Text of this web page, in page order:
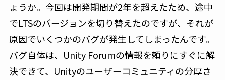
ょうか。今回は開発期間が2年を超えたため、途中
でLTSのバージョンを切り替えたのですが、それが
原因でいくつかのバグが発生してしまったんです。
バグ自体は、Unity Forumの情報を頼りにすぐに解
決できて、Unityのユーザーコミュニティの分厚さ